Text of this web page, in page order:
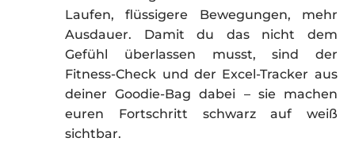
Gefühl überlassen musst, sind der
Fitness-Check und der Excel-Tracker aus
deiner Goodie-Bag dabei – sie machen
euren Fortschritt schwarz auf weiß
sichtbar.